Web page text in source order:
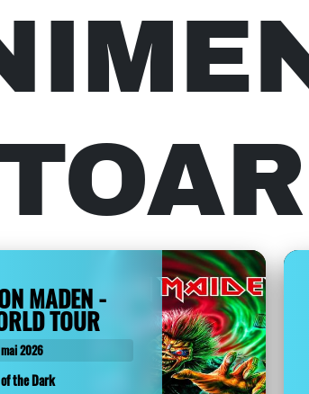
MADEN -
TOUR
2026
the Dark